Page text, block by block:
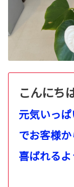
こんにち
元気いっ
でお客様か
喜ばれる